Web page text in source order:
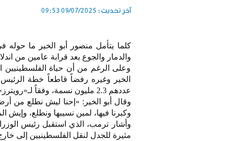
آخر تحديث : 09/07/2025 09:53
والدمار والجوع بعد قرابة عامين من
وعلى الرغم من أن حياة الفلسطينيين
الخير وغيره رفضاً قاطعاً خطة
عددهم 2.3 مليون نسمة، وفقاً لـ«رويترز».
وقال أبو الخير: «إحنا ليش نطلع من
وكبرنا فيها، لمين نسيبها ونطلع، وإيش
وأشار ترمب، الذي استقبل رئيس
مثيرة للجدل لنقل الفلسطينيين إلى